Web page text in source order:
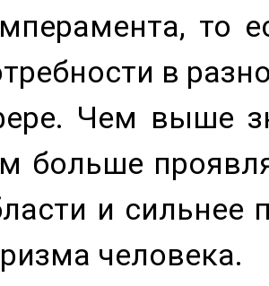
то
в
Чем выше
больше
и сильнее
человека.